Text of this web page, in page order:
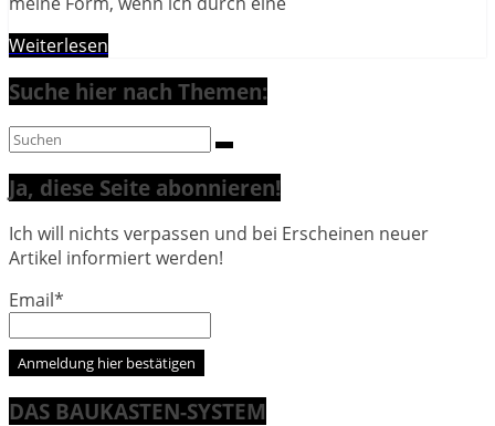
Weiterlesen
Suche hier nach Themen:
Ja, diese Seite abonnieren!
Ich will nichts verpassen und bei Erscheinen neuer
Artikel informiert werden!
Email*
DAS BAUKASTEN-SYSTEM